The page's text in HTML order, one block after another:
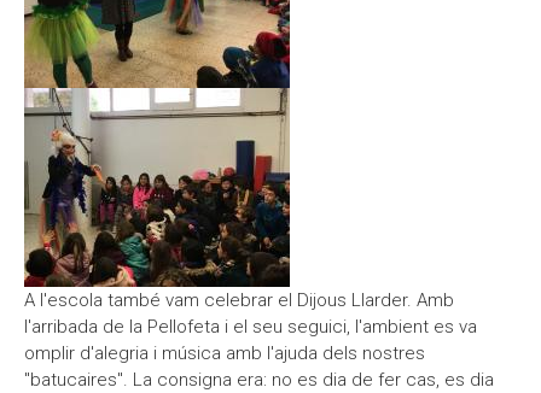
Documents autoritzacions / Justificants
Documentació Activitats Extraescolars
Moodle
A l'escola també vam celebrar el Dijous Llarder. Amb
l'arribada de la Pellofeta i el seu seguici, l'ambient es va
omplir d'alegria i música amb l'ajuda dels nostres
"batucaires". La consigna era: no es dia de fer cas, es dia